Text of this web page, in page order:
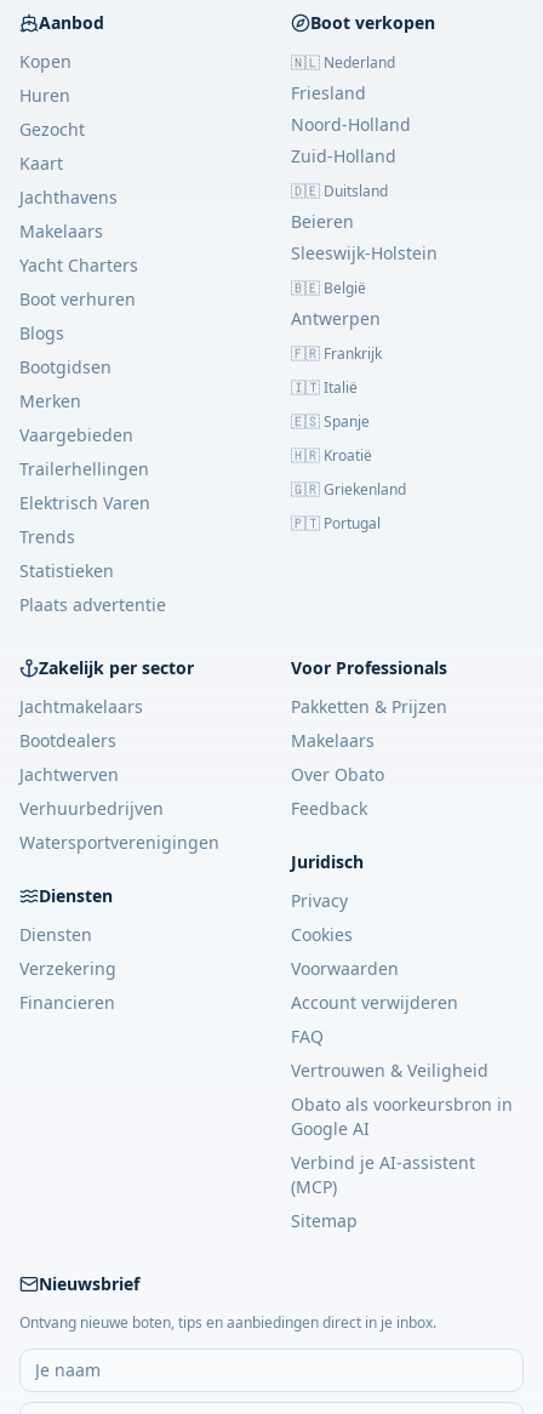
Aanbod
Kopen
Huren
Gezocht
Kaart
Jachthavens
Makelaars
Yacht Charters
Boot verhuren
Blogs
Bootgidsen
Merken
Vaargebieden
Trailerhellingen
Elektrisch Varen
Trends
Statistieken
Plaats advertentie
Boot verkopen
🇳🇱 Nederland
Friesland
Noord-Holland
Zuid-Holland
🇩🇪 Duitsland
Beieren
Sleeswijk-Holstein
🇧🇪 België
Antwerpen
🇫🇷 Frankrijk
🇮🇹 Italië
🇪🇸 Spanje
🇭🇷 Kroatië
🇬🇷 Griekenland
🇵🇹 Portugal
Zakelijk per sector
Jachtmakelaars
Bootdealers
Jachtwerven
Verhuurbedrijven
Watersportverenigingen
Diensten
Diensten
Verzekering
Financieren
Voor Professionals
Pakketten & Prijzen
Makelaars
Over Obato
Feedback
Juridisch
Privacy
Cookies
Voorwaarden
Account verwijderen
FAQ
Vertrouwen & Veiligheid
Obato als voorkeursbron in
Google AI
Verbind je AI-assistent
(MCP)
Sitemap
Nieuwsbrief
Ontvang nieuwe boten, tips en aanbiedingen direct in je inbox.